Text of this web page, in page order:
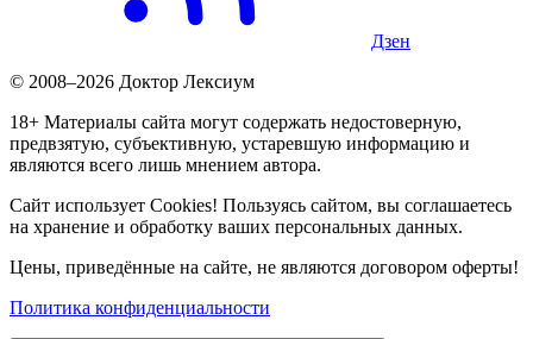
Дзен
© 2008–2026 Доктор Лексиум
18+ Материалы сайта могут содержать недостоверную,
предвзятую, субъективную, устаревшую информацию и
являются всего лишь мнением автора.
Сайт использует Cookies! Пользуясь сайтом, вы соглашаетесь
на хранение и обработку ваших персональных данных.
Цены, приведённые на сайте, не являются договором оферты!
Политика конфиденциальности